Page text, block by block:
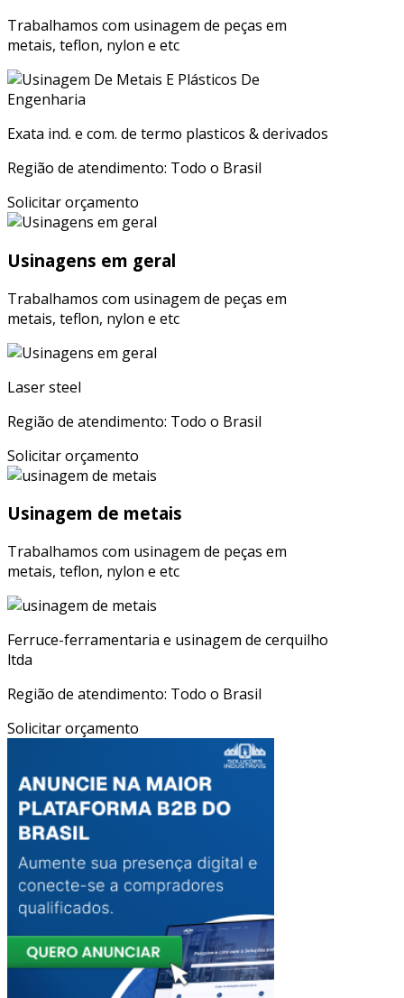
Trabalhamos com usinagem de peças em
metais, teflon, nylon e etc
Exata ind. e com. de termo plasticos & derivados
Região de atendimento: Todo o Brasil
Solicitar orçamento
Usinagens em geral
Trabalhamos com usinagem de peças em
metais, teflon, nylon e etc
Laser steel
Região de atendimento: Todo o Brasil
Solicitar orçamento
Usinagem de metais
Trabalhamos com usinagem de peças em
metais, teflon, nylon e etc
Ferruce-ferramentaria e usinagem de cerquilho
ltda
Região de atendimento: Todo o Brasil
Solicitar orçamento